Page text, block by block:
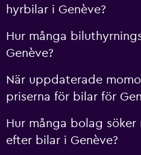
hyrbilar i Genève?
Hur många
Genève?
När uppdaterade
priserna för bilar för
Hur många bolag
efter bilar i Genève?